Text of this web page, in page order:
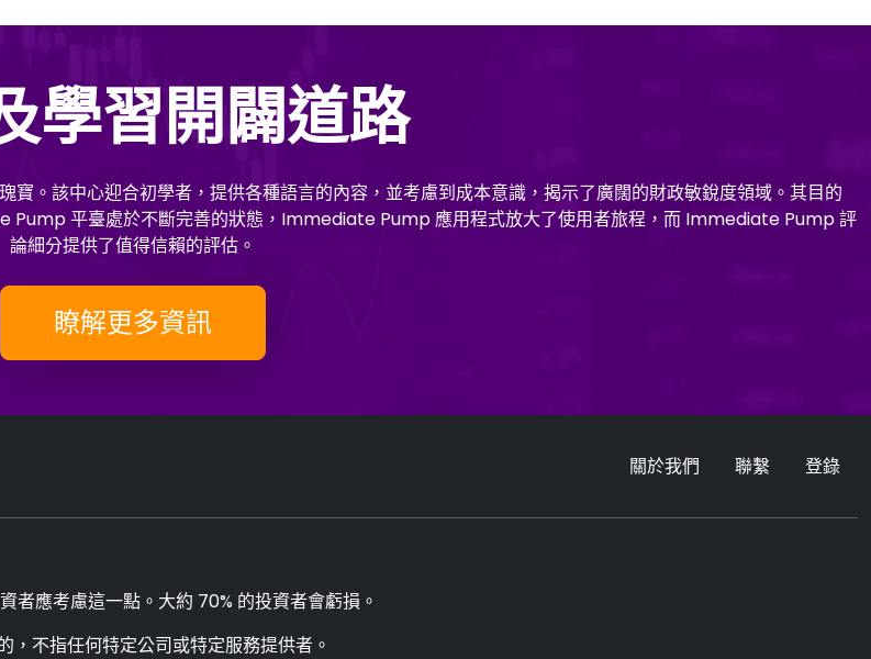
學習開闢道路
。該中心迎合初學者，提供各種語言的內容，並考慮到成本意識，揭示了廣闊的財政敏銳度領域。其目的
Pump 平臺處於不斷完善的狀態，Immediate Pump 應用程式放大了使用者旅程，而 Immediate Pump 評
論細分提供了值得信賴的評估。
瞭解更多資訊
關於我們 聯繫 登錄
者應考慮這一點。大約 70% 的投資者會虧損。
不指任何特定公司或特定服務提供者。